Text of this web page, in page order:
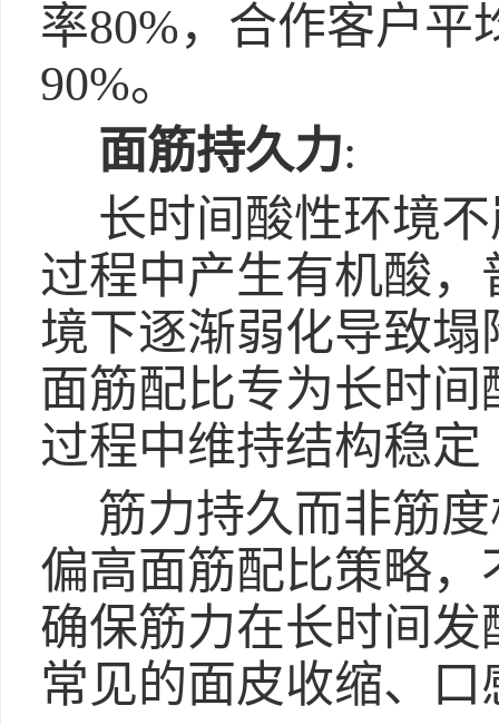
率80%，合作客户平
90%。
面筋持久力:
长时间酸性环境
过程中产生有机酸
境下逐渐弱化导致塌
面筋配比专为长时
过程中维持结构稳定
筋力持久而非筋
偏高面筋配比策略
确保筋力在长时间
常见的面皮收缩、口